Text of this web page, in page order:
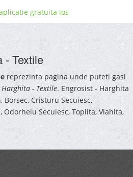
- Textile
reprezinta pagina unde puteti gasi
Harghita - Textile. Engrosist - Harghita
Borsec, Cristuru Secuiesc,
Secuiesc, Toplita, Vlahita,